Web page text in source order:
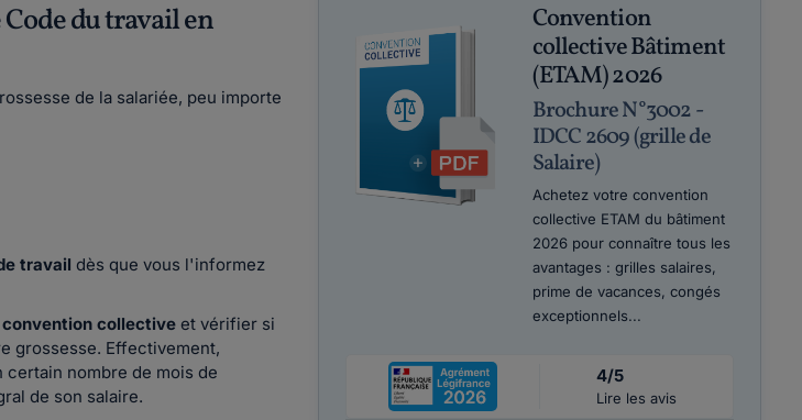
du travail en
de la salariée, peu importe
travail dès que vous l'informez
convention collective et vérifier si
grossesse. Effectivement,
nombre de mois de
de son salaire.
Convention
collective Bâtiment
(ETAM) 2026
Brochure N°3002 -
IDCC 2609 (grille de
Salaire)
Achetez votre convention
collective ETAM du bâtiment
2026 pour connaître tous les
avantages : grilles salaires,
prime de vacances, congés
exceptionnels...
4/5
Lire les avis